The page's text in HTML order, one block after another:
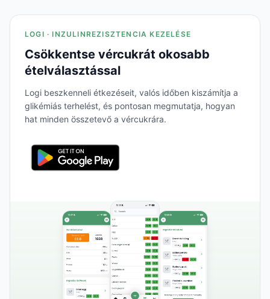
LOGI · INZULINREZISZTENCIA KEZELÉSE
Csökkentse vércukrát okosabb
ételválasztással
Logi beszkenneli étkezéseit, valós időben kiszámítja a
glikémiás terhelést, és pontosan megmutatja, hogyan
hat minden összetevő a vércukrára.